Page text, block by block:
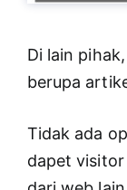
Di lain
berupa
Tidak ada
dapet